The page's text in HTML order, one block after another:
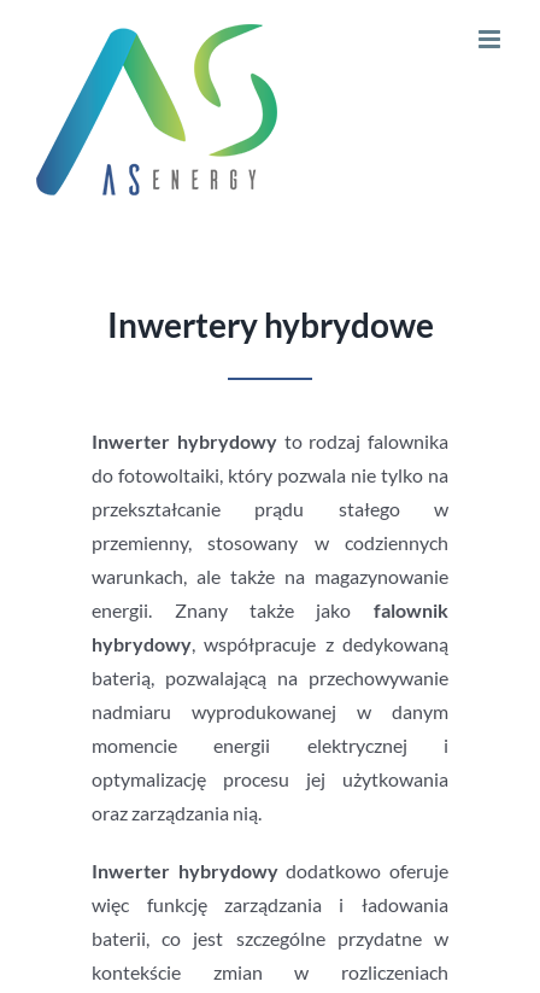
zawartości
Inwertery hybrydowe
Inwerter hybrydowy to rodzaj falownika
do fotowoltaiki, który pozwala nie tylko na
przekształcanie prądu stałego w
przemienny, stosowany w codziennych
warunkach, ale także na magazynowanie
energii. Znany także jako falownik
hybrydowy, współpracuje z dedykowaną
baterią, pozwalającą na przechowywanie
nadmiaru wyprodukowanej w danym
momencie energii elektrycznej i
optymalizację procesu jej użytkowania
oraz zarządzania nią.
Inwerter hybrydowydodatkowo oferuje
więc funkcję zarządzania i ładowania
baterii, co jest szczególne przydatne w
kontekście zmian w rozliczeniach